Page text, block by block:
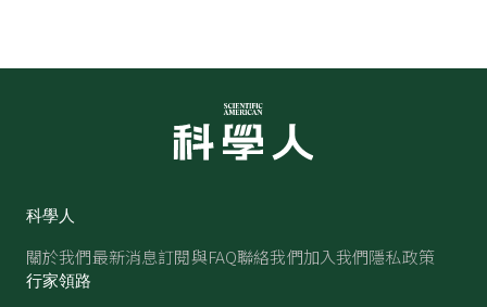
科學人
關於我們最新消息訂閱與FAQ聯絡我們加入我們隱私政策
行家領路